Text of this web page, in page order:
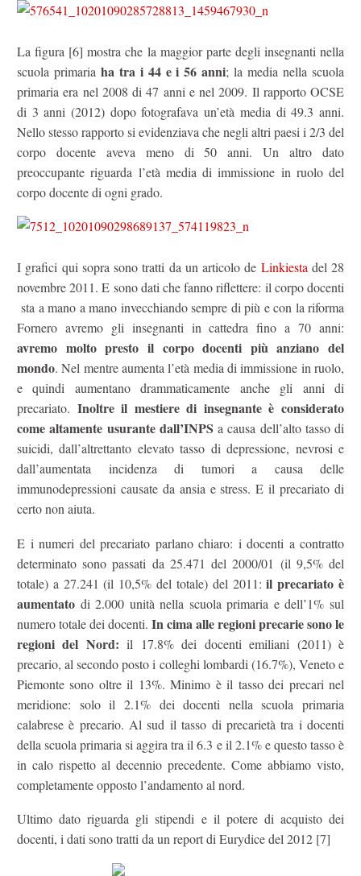
La figura [6] mostra che la maggior parte degli insegnanti nella
scuola primaria ha tra i 44 e i 56 anni; la media nella scuola
primaria era nel 2008 di 47 anni e nel 2009. Il rapporto OCSE
di 3 anni (2012) dopo fotografava un’età media di 49.3 anni.
Nello stesso rapporto si evidenziava che negli altri paesi i 2/3 del
corpo docente aveva meno di 50 anni. Un altro dato
preoccupante riguarda l’età media di immissione in ruolo del
corpo docente di ogni grado.
I grafici qui sopra sono tratti da un articolo de Linkiesta del 28
novembre 2011. E sono dati che fanno riflettere: il corpo docenti
sta a mano a mano invecchiando sempre di più e con la riforma
Fornero avremo gli insegnanti in cattedra fino a 70 anni:
avremo molto presto il corpo docenti più anziano del
mondo. Nel mentre aumenta l’età media di immissione in ruolo,
e quindi aumentano drammaticamente anche gli anni di
precariato. Inoltre il mestiere di insegnante è considerato
come altamente usurante dall’INPS a causa dell’alto tasso di
suicidi, dall’altrettanto elevato tasso di depressione, nevrosi e
dall’aumentata incidenza di tumori a causa delle
immunodepressioni causate da ansia e stress. E il precariato di
certo non aiuta.
E i numeri del precariato parlano chiaro: i docenti a contratto
determinato sono passati da 25.471 del 2000/01 (il 9,5% del
totale) a 27.241 (il 10,5% del totale) del 2011:il precariato è
aumentato di 2.000 unità nella scuola primaria e dell’1% sul
numero totale dei docenti. In cima alle regioni precarie sono le
regioni del Nord:il 17.8% dei docenti emiliani (2011) è
precario, al secondo posto i colleghi lombardi (16.7%), Veneto e
Piemonte sono oltre il 13%. Minimo è il tasso dei precari nel
meridione: solo il 2.1% dei docenti nella scuola primaria
calabrese è precario. Al sud il tasso di precarietà tra i docenti
della scuola primaria si aggira tra il 6.3 e il 2.1% e questo tasso è
in calo rispetto al decennio precedente. Come abbiamo visto,
completamente opposto l’andamento al nord.
Ultimo dato riguarda gli stipendi e il potere di acquisto dei
docenti, i dati sono tratti da un report di Eurydice del 2012 [7]